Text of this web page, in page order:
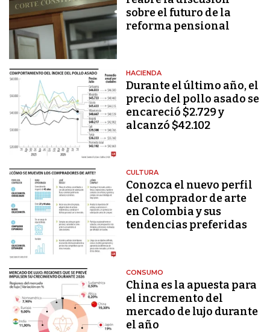
sobre el futuro de la
reforma pensional
HACIENDA
Durante el último año, el
precio del pollo asado se
encareció $2.729 y
alcanzó $42.102
CULTURA
Conozca el nuevo perfil
del comprador de arte
en Colombia y sus
tendencias preferidas
CONSUMO
China es la apuesta para
el incremento del
mercado de lujo durante
el año